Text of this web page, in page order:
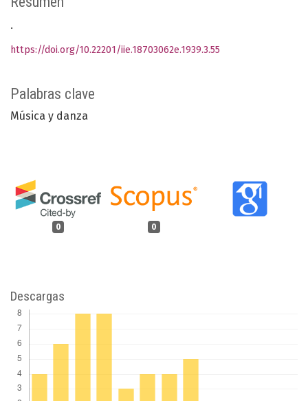
Palabras clave
Música y danza
0 0
.
https://doi.org/10.22201/iie.18703062e.1939.3.55
Descargas